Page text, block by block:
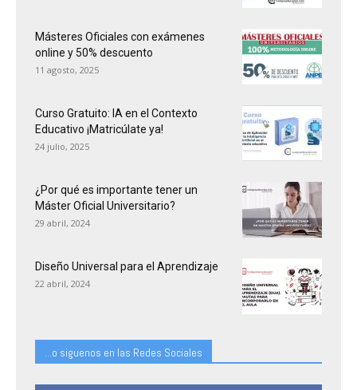
Másteres Oficiales con exámenes
online y 50% descuento
11 agosto, 2025
Curso Gratuito: IA en el Contexto
Educativo ¡Matricúlate ya!
24 julio, 2025
¿Por qué es importante tener un
Máster Oficial Universitario?
29 abril, 2024
Diseño Universal para el Aprendizaje
22 abril, 2024
...o siguenos en las Redes Sociales